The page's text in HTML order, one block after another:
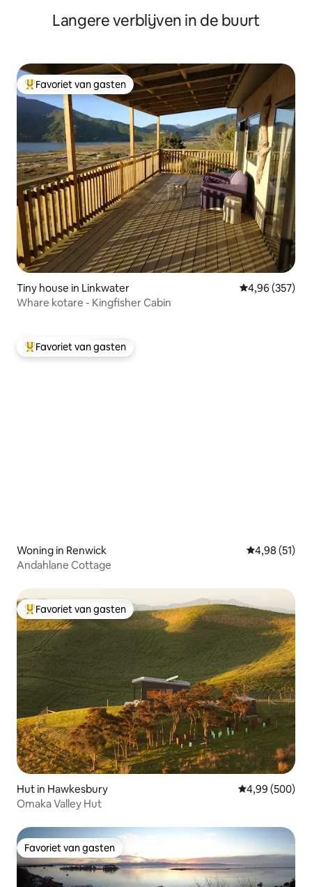
Langere verblijven in de buurt
Topfavoriet van gasten
Favoriet van gasten
Tiny house in Linkwater Gemiddelde
4,96 (357)
Whare kotare - Kingfisher Cabin
Topfavoriet van gasten
Favoriet van gasten
Woning in Renwick Gemiddelde
4,98 (51)
Andahlane Cottage
Topfavoriet van gasten
Favoriet van gasten
Hut in Hawkesbury Gemiddelde
4,99 (500)
Omaka Valley Hut
Favoriet van gasten
Favoriet van gasten